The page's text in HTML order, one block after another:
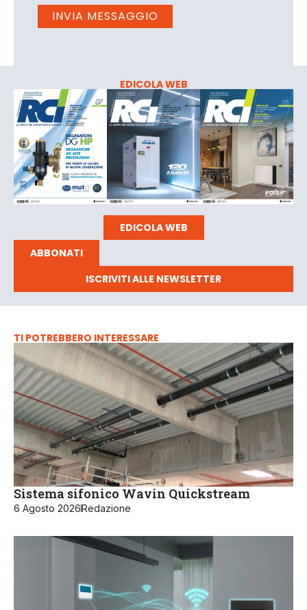
EDICOLA WEB
EDICOLA WEB
ABBONATI
ISCRIVITI ALLE NEWSLETTER
TI POTREBBERO INTERESSARE
Sistema sifonico Wavin Quickstream
6 Agosto 2026Redazione